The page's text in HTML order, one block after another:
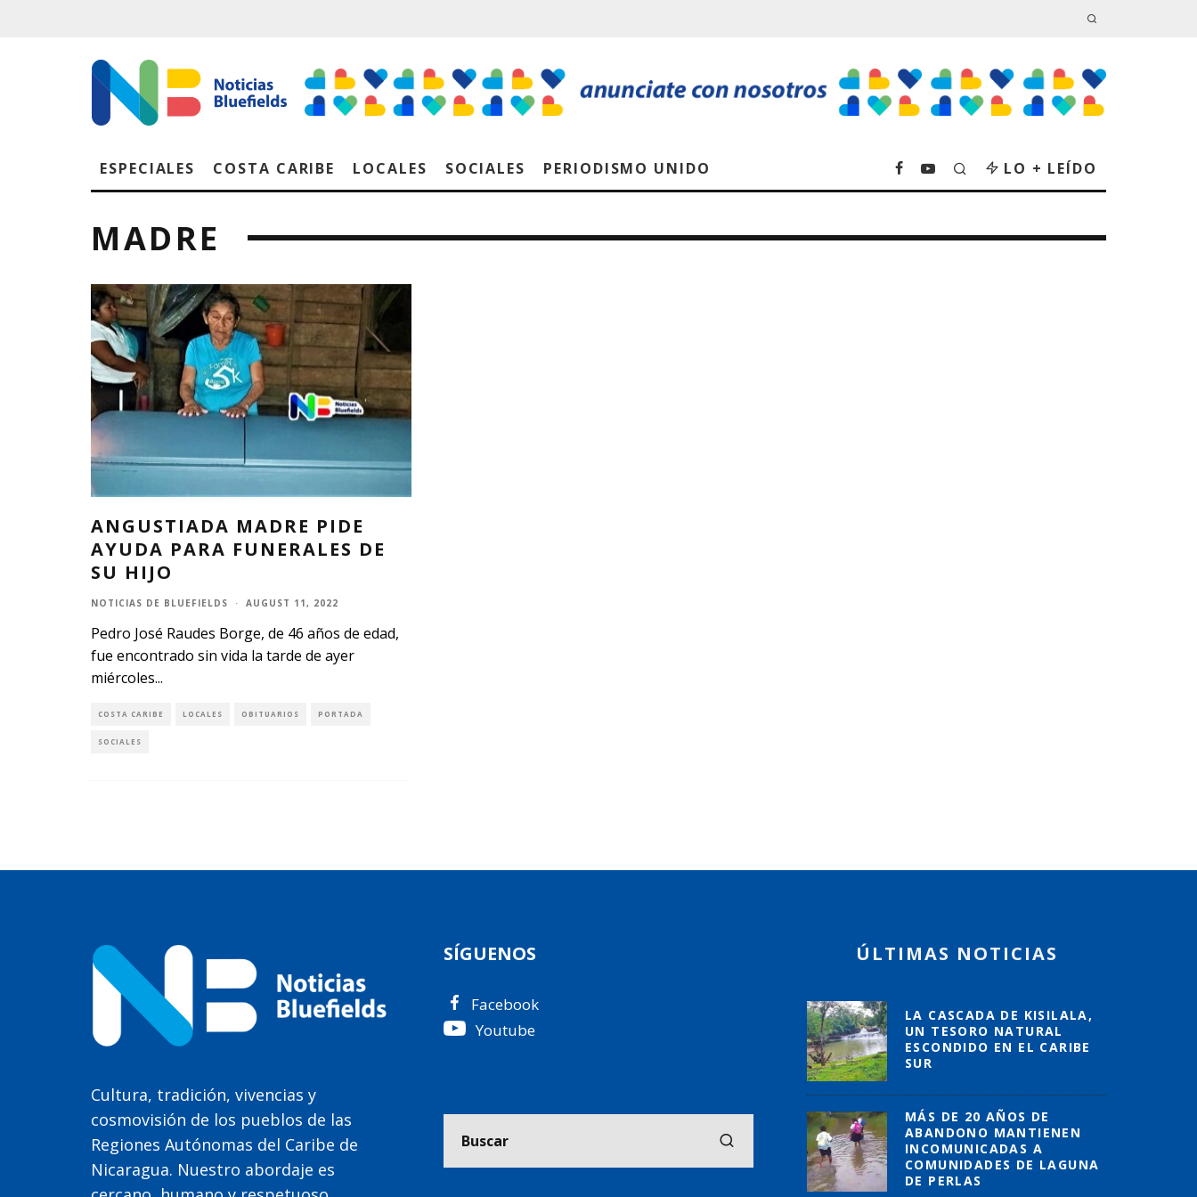
ESPECIALES COSTA CARIBE LOCALES SOCIALES PERIODISMO UNIDO LO + LEÍDO
MADRE
ANGUSTIADA MADRE PIDE
AYUDA PARA FUNERALES DE
SU HIJO
NOTICIAS DE BLUEFIELDS · AUGUST 11, 2022
Pedro José Raudes Borge, de 46 años de edad,
fue encontrado sin vida la tarde de ayer
miércoles...
COSTA CARIBE LOCALES OBITUARIOS PORTADA
SOCIALES
Cultura, tradición, vivencias y
cosmovisión de los pueblos de las
Regiones Autónomas del Caribe de
Nicaragua. Nuestro abordaje es
SÍGUENOS
Facebook
Youtube
ÚLTIMAS NOTICIAS
LA CASCADA DE KISILALA,
UN TESORO NATURAL
ESCONDIDO EN EL CARIBE
SUR
MÁS DE 20 AÑOS DE
ABANDONO MANTIENEN
INCOMUNICADAS A
COMUNIDADES DE LAGUNA
DE PERLAS